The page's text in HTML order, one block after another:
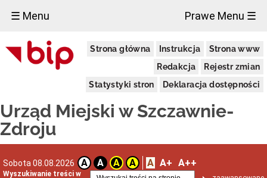
☰ Menu Prawe Menu ☰
Strona główna Instrukcja
Strona www
Redakcja
Rejestr zmian
Statystyki stron
Deklaracja dostępności
Urząd Miejski w Szczawnie-
Zdroju
Sobota 08.08.2026 A A A A A A+ A++
Wyszukiwanie treści w
Urząd
Miejski
Aktualności
Dni
i
godziny
otwarcia
telefonów
×